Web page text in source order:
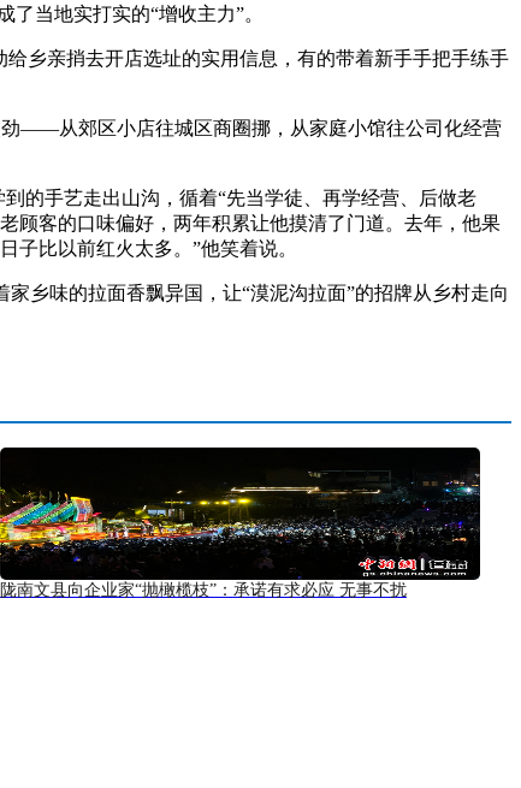
当地实打实的“增收主力”。
乡亲捎去开店选址的实用信息，有的带着新手手把手练手
——从郊区小店往城区商圈挪，从家庭小馆往公司化经营
的手艺走出山沟，循着“先当学徒、再学经营、后做老
顾客的口味偏好，两年积累让他摸清了门道。去年，他果
子比以前红火太多。”他笑着说。
乡味的拉面香飘异国，让“漠泥沟拉面”的招牌从乡村走向
陇南文县向企业家“抛橄榄枝”：承诺有求必应 无事不扰